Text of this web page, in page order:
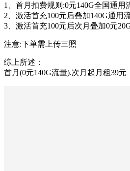
1、首月扣费规则:0元140G全国通用
2、激活首充100元后叠加140G通用
3、激活首充100元后次月叠加0元
注意:下单需上传三照
综上所述：
首月(0元140G流量).次月起月租39